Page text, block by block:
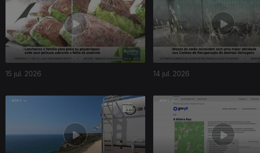
15 jul. 2026 14 jul. 2026